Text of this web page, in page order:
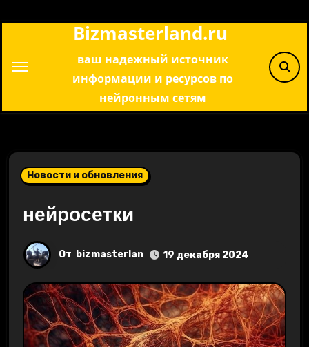
Bizmasterland.ru
ваш надежный источник
информации и ресурсов по
нейронным сетям
Новости и обновления
нейросетки
От bizmasterlan 19 декабря 2024